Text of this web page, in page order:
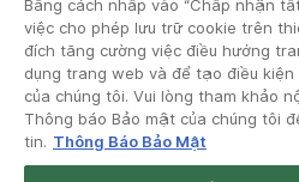
Bằng cách nhấp vào “Chấp nhận
việc cho phép lưu trữ cookie trên
đích tăng cường việc điều hướng
dụng trang web và để tạo điều
của chúng tôi. Vui lòng tham khảo
Thông báo Bảo mật của chúng tôi
tin. Thông Báo Bảo Mật